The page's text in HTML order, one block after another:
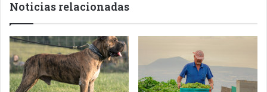
Noticias relacionadas